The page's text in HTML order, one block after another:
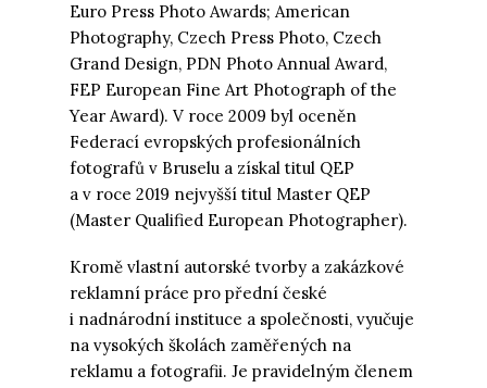
Euro Press Photo Awards; American
Photography, Czech Press Photo, Czech
Grand Design, PDN Photo Annual Award,
FEP European Fine Art Photograph of the
Year Award). V roce 2009 byl oceněn
Federací evropských profesionálních
fotografů v Bruselu a získal titul QEP
a v roce 2019 nejvyšší titul Master QEP
(Master Qualified European Photographer).
Kromě vlastní autorské tvorby a zakázkové
reklamní práce pro přední české
i nadnárodní instituce a společnosti, vyučuje
na vysokých školách zaměřených na
reklamu a fotografii. Je pravidelným členem